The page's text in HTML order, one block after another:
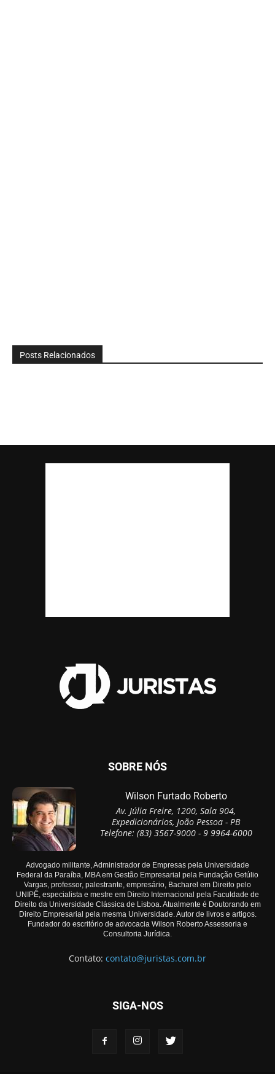
Posts Relacionados
SOBRE NÓS
Wilson Furtado Roberto
Av. Júlia Freire, 1200, Sala 904,
Expedicionários, João Pessoa - PB
Telefone: (83) 3567-9000 - 9 9964-6000
Advogado militante, Administrador de Empresas pela Universidade
Federal da Paraíba, MBA em Gestão Empresarial pela Fundação Getúlio
Vargas, professor, palestrante, empresário, Bacharel em Direito pelo
UNIPÊ, especialista e mestre em Direito Internacional pela Faculdade de
Direito da Universidade Clássica de Lisboa. Atualmente é Doutorando em
Direito Empresarial pela mesma Universidade. Autor de livros e artigos.
Fundador do escritório de advocacia Wilson Roberto Assessoria e
Consultoria Jurídica.
Contato: contato@juristas.com.br
SIGA-NOS